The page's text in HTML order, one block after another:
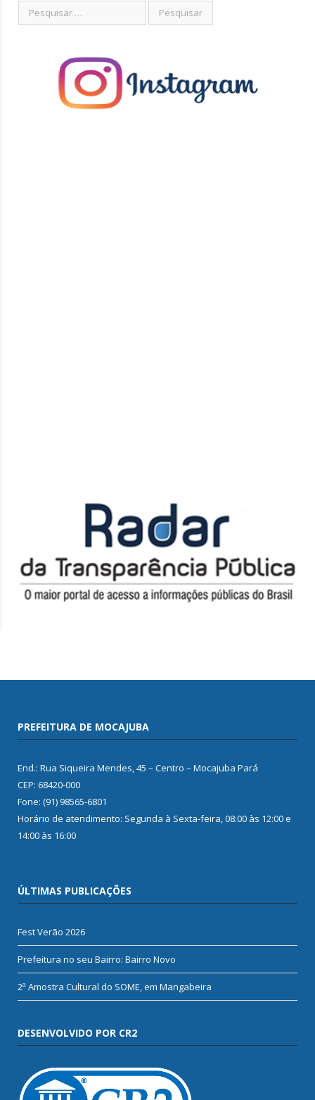
PREFEITURA DE MOCAJUBA
End.: Rua Siqueira Mendes, 45 – Centro – Mocajuba Pará
CEP: 68420-000
Fone: (91) 98565-6801
Horário de atendimento: Segunda à Sexta-feira, 08:00 às 12:00 e
14:00 às 16:00
ÚLTIMAS PUBLICAÇÕES
Fest Verão 2026
Prefeitura no seu Bairro: Bairro Novo
2ª Amostra Cultural do SOME, em Mangabeira
DESENVOLVIDO POR CR2